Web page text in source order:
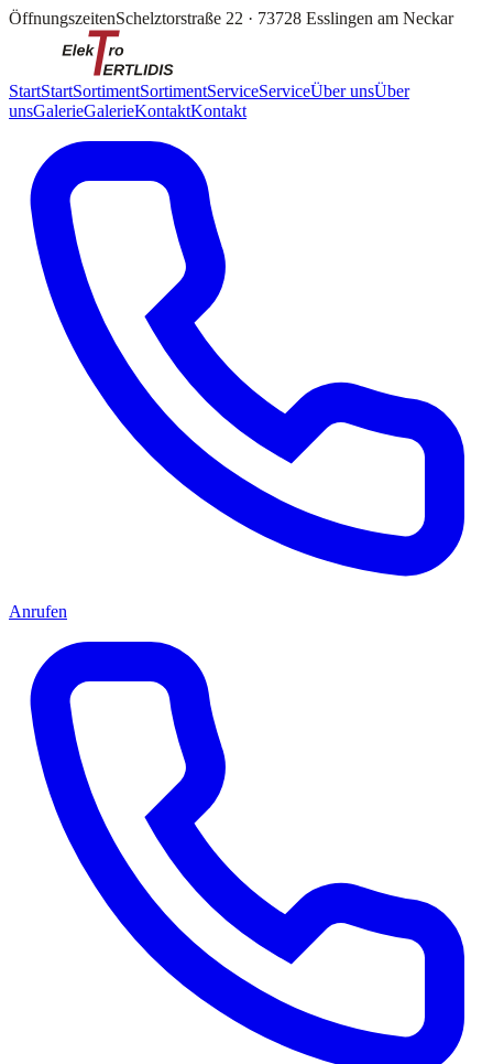
ÖffnungszeitenSchelztorstraße 22 · 73728 Esslingen am Neckar
StartStartSortimentSortimentServiceServiceÜber unsÜber
unsGalerieGalerieKontaktKontakt
Anrufen